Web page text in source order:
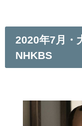
2020年7月・
NHKBS